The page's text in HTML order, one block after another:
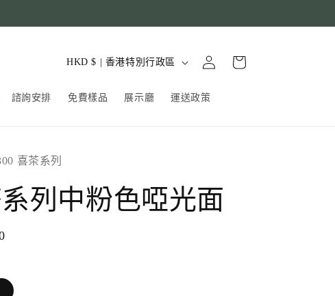
諮詢安排 免費樣品 展示廳 運送政策
國
區
HKD $ | 香港特別行政區
入
物
喜茶系列
列中粉色啞光面